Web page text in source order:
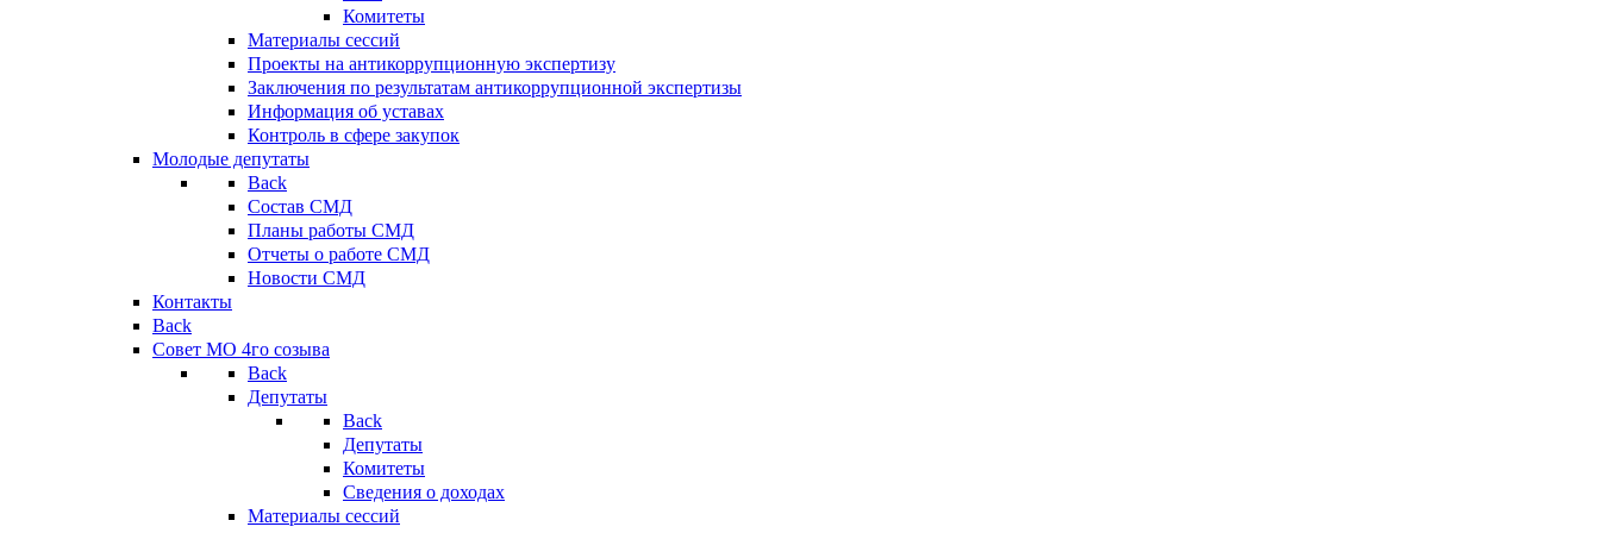
Комитеты
Материалы сессий
Проекты на антикоррупционную экспертизу
Заключения по результатам антикоррупционной экспертизы
Информация об уставах
Контроль в сфере закупок
Молодые депутаты
Back
Состав СМД
Планы работы СМД
Отчеты о работе СМД
Новости СМД
Контакты
Back
Совет МО 4го созыва
Back
Депутаты
Back
Депутаты
Комитеты
Сведения о доходах
Материалы сессий